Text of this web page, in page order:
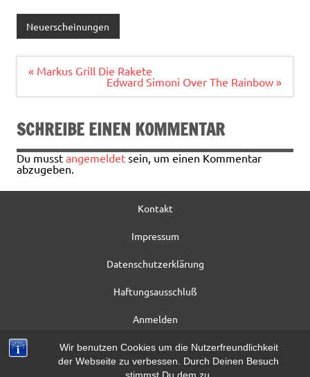
Wir benutzen Cookies um die Nutzerfreundlichkeit
der Webseite zu verbessen. Durch Deinen Besuch
e
b
o
o
k
it
te
r
ai
l
n
Neuerscheinungen
Beitragsnavigation
« Markus Grill Die Rakete
Edward Simoni Over The Rainbow »
SCHREIBE EINEN KOMMENTAR
Du musst angemeldet sein, um einen Kommentar
abzugeben.
Kontakt
Impressum
Datenschutzerklärung
Haftungsausschluß
Anmelden
Registrieren
Beitrag*